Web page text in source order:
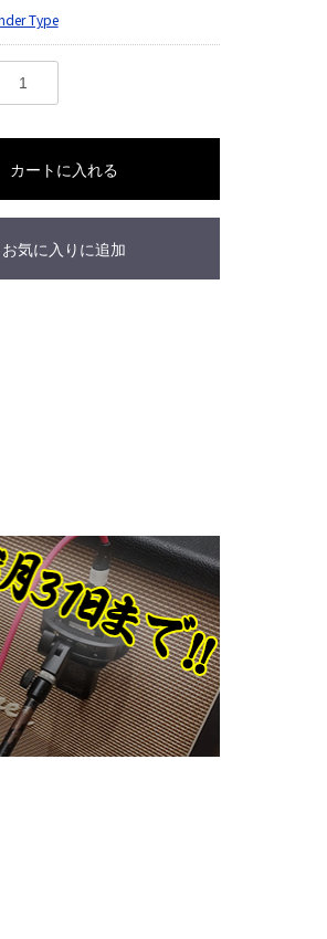
Type
カートに入れる
お気に入りに追加